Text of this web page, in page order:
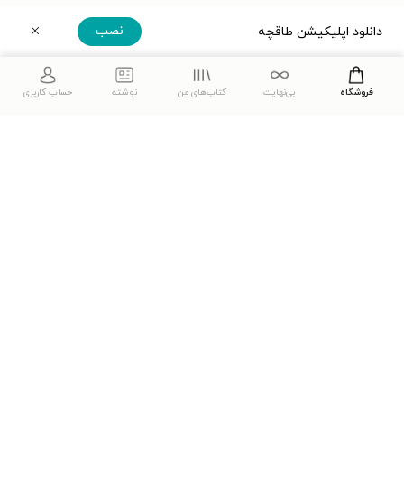
دانلود اپلیکیشن طاقچه نصب
دریافت مستقیم اپلیکیشن فروشگاه بی‌نهایت کتاب‌های من نوشته حساب کاربری